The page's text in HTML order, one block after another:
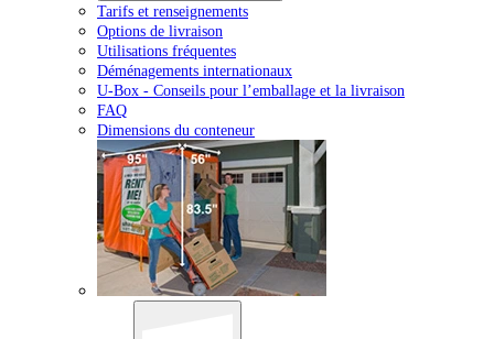
Tarifs et renseignements
Options de livraison
Utilisations fréquentes
Déménagements internationaux
U-Box - Conseils pour l’emballage et la livraison
FAQ
Dimensions du conteneur